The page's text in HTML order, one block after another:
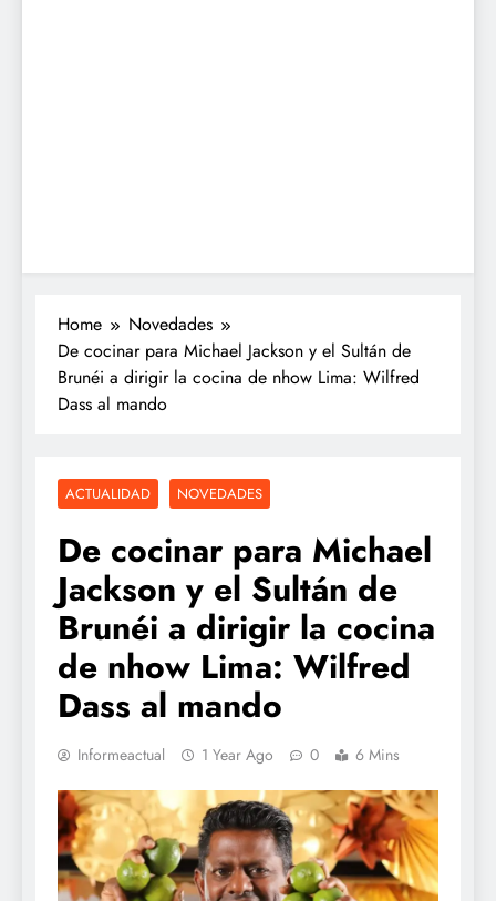
Home
Novedades
De cocinar para Michael Jackson y el Sultán de
Brunéi a dirigir la cocina de nhow Lima: Wilfred
Dass al mando
ACTUALIDAD NOVEDADES
De cocinar para Michael
Jackson y el Sultán de
Brunéi a dirigir la cocina
de nhow Lima: Wilfred
Dass al mando
Informeactual 1 Year Ago 0 6 Mins